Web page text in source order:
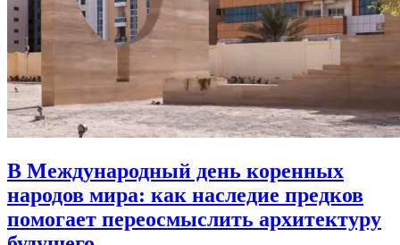
В Международный день коренных
народов мира: как наследие предков
помогает переосмыслить архитектуру